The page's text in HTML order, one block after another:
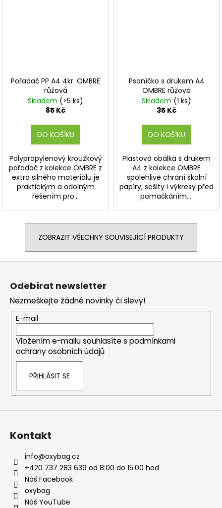
Pořadač PP A4 4kr. OMBRE
růžová
Skladem (>5 ks)
85 Kč
DO KOŠÍKU
Polypropylenový kroužkový
pořadač z kolekce OMBRE z
extra silného materiálu je
praktickým a odolným
řešením pro...
Psaníčko s drukem A4
OMBRE růžová
Skladem (1 ks)
35 Kč
DO KOŠÍKU
Plastová obálka s drukem
A4 z kolekce OMBRE
spolehlivě chrání školní
papíry, sešity i výkresy před
pomačkáním....
ZOBRAZIT VŠECHNY SOUVISEJÍCÍ PRODUKTY
Z
Odebírat newsletter
Nezmeškejte žádné novinky či slevy!
E-mail
Vložením e-mailu souhlasíte s podmínkami
ochrany osobních údajů
PŘIHLÁSIT SE
Kontakt
info@oxybag.cz
+420 737 283 639 od 8:00 do 15:00 hod
Náš Facebook
oxybag
Náš YouTube